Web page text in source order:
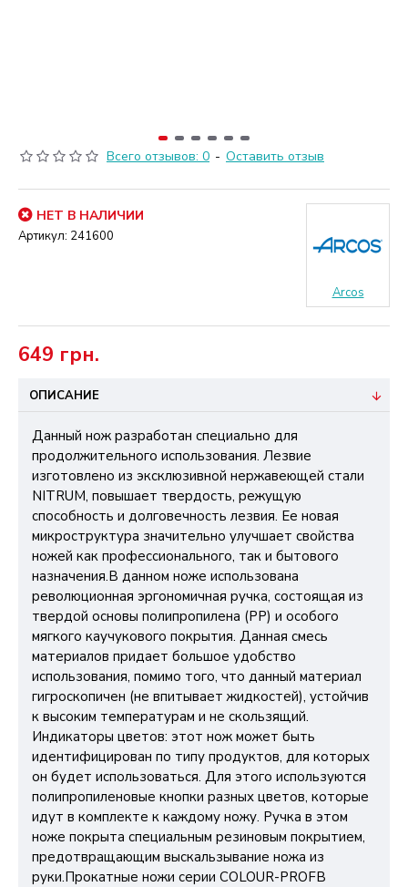
Всего отзывов: 0 - Оставить отзыв
649 грн.
НЕТ В НАЛИЧИИ
Артикул: 241600
Arcos
ОПИСАНИЕ
Данный нож разработан специально для
продолжительного использования. Лезвие
изготовлено из эксклюзивной нержавеющей стали
NITRUM, повышает твердость, режущую
способность и долговечность лезвия. Ее новая
микроструктура значительно улучшает свойства
ножей как профессионального, так и бытового
назначения.В данном ноже использована
революционная эргономичная ручка, состоящая из
твердой основы полипропилена (PP) и особого
мягкого каучукового покрытия. Данная смесь
материалов придает большое удобство
использования, помимо того, что данный материал
гигроскопичен (не впитывает жидкостей), устойчив
к высоким температурам и не скользящий.
Индикаторы цветов: этот нож может быть
идентифицирован по типу продуктов, для которых
он будет использоваться. Для этого используются
полипропиленовые кнопки разных цветов, которые
идут в комплекте к каждому ножу. Ручка в этом
ноже покрыта специальным резиновым покрытием,
предотвращающим выскальзывание ножа из
руки.Прокатные ножи серии COLOUR-PROFВ